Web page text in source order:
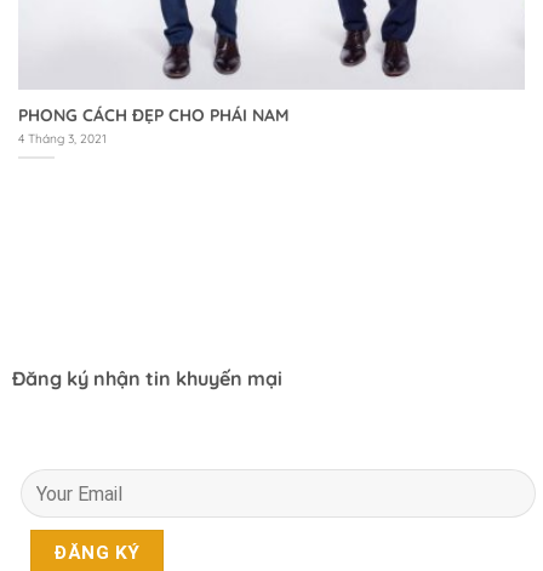
PHONG CÁCH ĐẸP CHO PHÁI NAM
4 Tháng 3, 2021
Đăng ký nhận tin khuyến mại